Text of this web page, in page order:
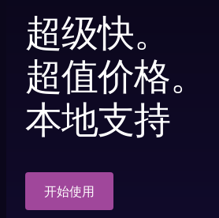
超级快。
超值价格。
本地支持
开始使用